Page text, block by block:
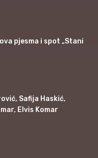
pjesma i spot „Stani
Safija Haskić,
Elvis Komar